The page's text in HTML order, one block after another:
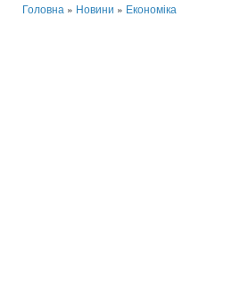
Головна » Новини » Економіка